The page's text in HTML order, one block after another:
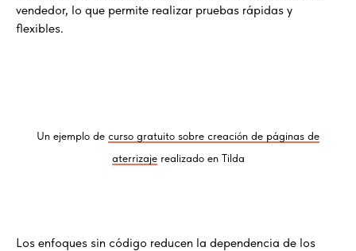
vendedor, lo que permite realizar pruebas rápidas y
flexibles.
Un ejemplo de curso gratuito sobre creación de páginas de
aterrizajerealizado en Tilda
Los enfoques sin código reducen la dependencia de los